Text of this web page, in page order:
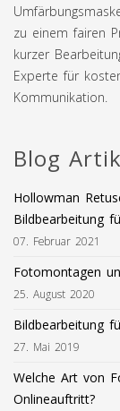
zu einem fairen
kurzer
Experte für
Kommunikation.
Blog
Hollowman
Bildbearbeitung
07. Februar 2021
Fotomontagen
25. August 2020
Bildbearbeitung
27. Mai 2019
Welche Art von
Onlineauftritt?